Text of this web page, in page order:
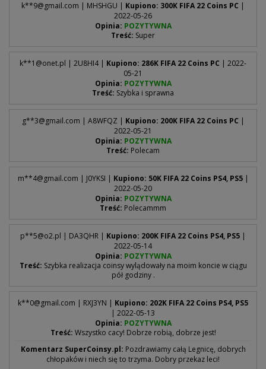
k**9@gmail.com | MHSHGU | Kupiono: 300K FIFA 22 Coins PC |
2022-05-26
Opinia: POZYTYWNA
Treść: Super
k**1@onet.pl | 2U8HI4 | Kupiono: 286K FIFA 22 Coins PC | 2022-
05-21
Opinia: POZYTYWNA
Treść: Szybka i sprawna
g**3@gmail.com | A8WFQZ | Kupiono: 200K FIFA 22 Coins PC |
2022-05-21
Opinia: POZYTYWNA
Treść: Polecam
m**4@gmail.com | J0YKSI | Kupiono: 50K FIFA 22 Coins PS4, PS5|
2022-05-20
Opinia: POZYTYWNA
Treść: Polecammm
p**5@o2.pl | DA3QHR | Kupiono: 200K FIFA 22 Coins PS4, PS5 |
2022-05-14
Opinia: POZYTYWNA
Treść: Szybka realizacja coinsy wylądowały na moim koncie w ciągu
pół godziny .
k**0@gmail.com | RXJ3YN | Kupiono: 202K FIFA 22 Coins PS4, PS5
| 2022-05-13
Opinia: POZYTYWNA
Treść: Wszystko cacy! Dobrze robią, dobrze jest!
Komentarz SuperCoinsy.pl: Pozdrawiamy całą Legnicę, dobrych
chłopaków i niech się to trzyma. Dobry przekaz leci!